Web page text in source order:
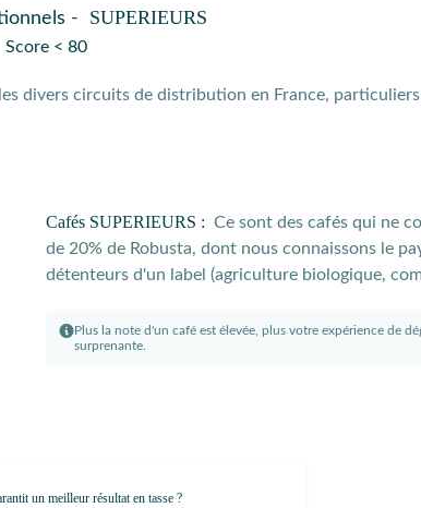
- SUPERIEURS
Score < 80
divers circuits de distribution en France,
Cafés SUPERIEURS : Ce sont des cafés qui ne
de 20% de Robusta, dont nous connaissons le
détenteurs d'un label (agriculture biologique,
Plus la note d'un café est élevée, plus votre expérience de
surprenante.
un meilleur résultat en tasse ?